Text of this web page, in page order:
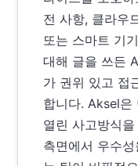
전 사항, 클라우
또는 스마트 기
대해 글을 쓰든
가 권위 있고 접
합니다. Aksel은
열린 사고방식
측면에서 우수